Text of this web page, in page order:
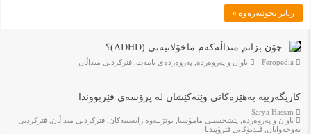
زياتر بخوێنەرەوە »
چۆن بزانم منداڵەکەم ماخۆلانیەتی (ADHD)؟
Feropedia باوان و پەروەردە پەروەردەی تایبەت ,فێركردنى منداڵان
کاریگەرییە بەهێزەکانی وێنەکێشان لە پرۆسەی فێربووندا
Sarya Hassan
باوان و پەروەردە پێشخستنى مامۆستا ,توێژینەوە زانستیەکان ,فێركردنى منداڵان ,فێركردنى
نەوجەوانان ,ڤيديۆكانى فێرۆپيديا